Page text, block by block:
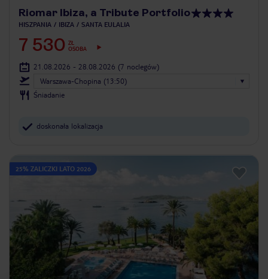
Riomar Ibiza, a Tribute Portfolio
HISZPANIA IBIZA SANTA EULALIA
7 530 ZŁ
OSOBA
21.08.2026 - 28.08.2026 (7 noclegów)
Warszawa-Chopina (13:50)
Śniadanie
doskonała lokalizacja
25% ZALICZKI LATO 2026